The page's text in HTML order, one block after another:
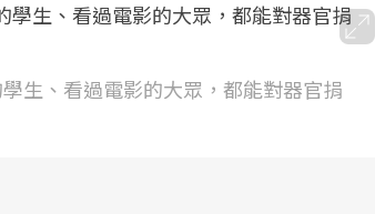
生、看過電影的大眾，都能對器官捐